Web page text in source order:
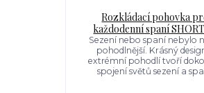
Rozkládací pohovka
každodenní spaní
Sezení nebo spaní nebylo
pohodlnější. Krásný
extrémní pohodlí tvoří
spojení světů sezení a